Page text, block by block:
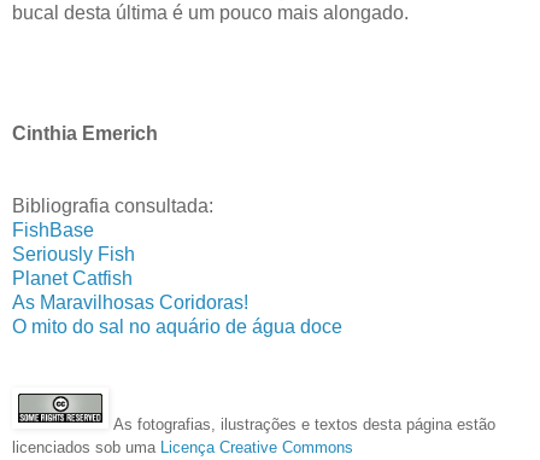
bucal desta última é um pouco mais alongado.
Cinthia Emerich
Bibliografia consultada:
FishBase
Seriously Fish
Planet Catfish
As Maravilhosas Coridoras!
O mito do sal no aquário de água doce
As fotografias, ilustrações e textos desta página estão
licenciados sob uma Licença Creative Commons